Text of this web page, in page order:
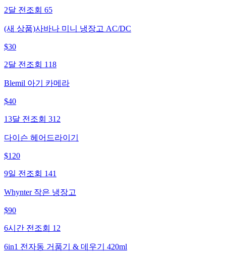
2달 전 조회 65
(새 상품)사바나 미니 냉장고 AC/DC
$30
2달 전 조회 118
Blemil 아기 카메라
$40
13달 전 조회 312
다이슨 헤어드라이기
$120
9일 전 조회 141
Whynter 작은 냉장고
$90
6시간 전 조회 12
6in1 전자동 거품기 & 데우기 420ml